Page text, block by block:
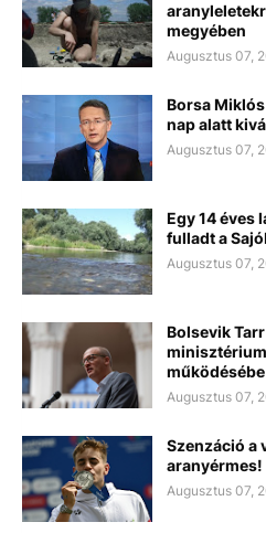
megyében
Augusztus 07,
Borsa
nap alatt
Augusztus 07,
Egy 14 éves
fulladt a
Augusztus 07,
Bolsevik
működésébe
Augusztus 07,
Szenzáció a
aranyérmes!
Augusztus 07,